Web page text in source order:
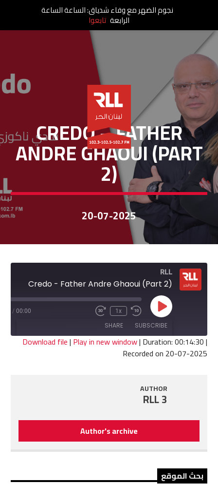
CREDO
CREDO – FATHER
ANDRE GHAOUI (PART
2)
20-07-2025
RLL
Credo - Father Andre Ghaoui (Part 2)
Play
Episode
Rewind
10
Seconds
1x
Fast
seconds
00:00
/
SUBSCRIBE
SHARE
SHARE
Download file| Play in new window| Duration: 00:14:30|
Recorded on 20-07-2025
AUTHOR
RLL 3
Author's archive
بحث الموقع
نجوم الضهر مع وفاء شدياق: الساعة الساعة
الرابعة تابعوا